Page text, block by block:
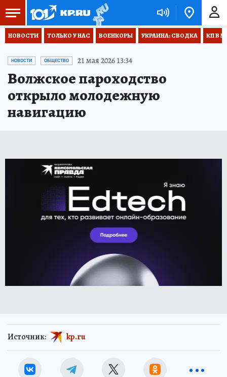
НОВОСТИ ТОЛЬКО У НАС ВОЕНКОРЫ УКРАИНА: СВОДКА КП В
НОВОСТИ ОБЩЕСТВО 21 мая 2026 13:34
Волжское пароходство
открыло молодежную
навигацию
Источник: kp.ru